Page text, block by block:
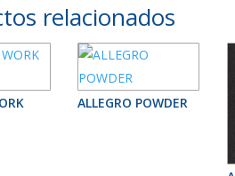
relacionados
ALLEGRO POWDER